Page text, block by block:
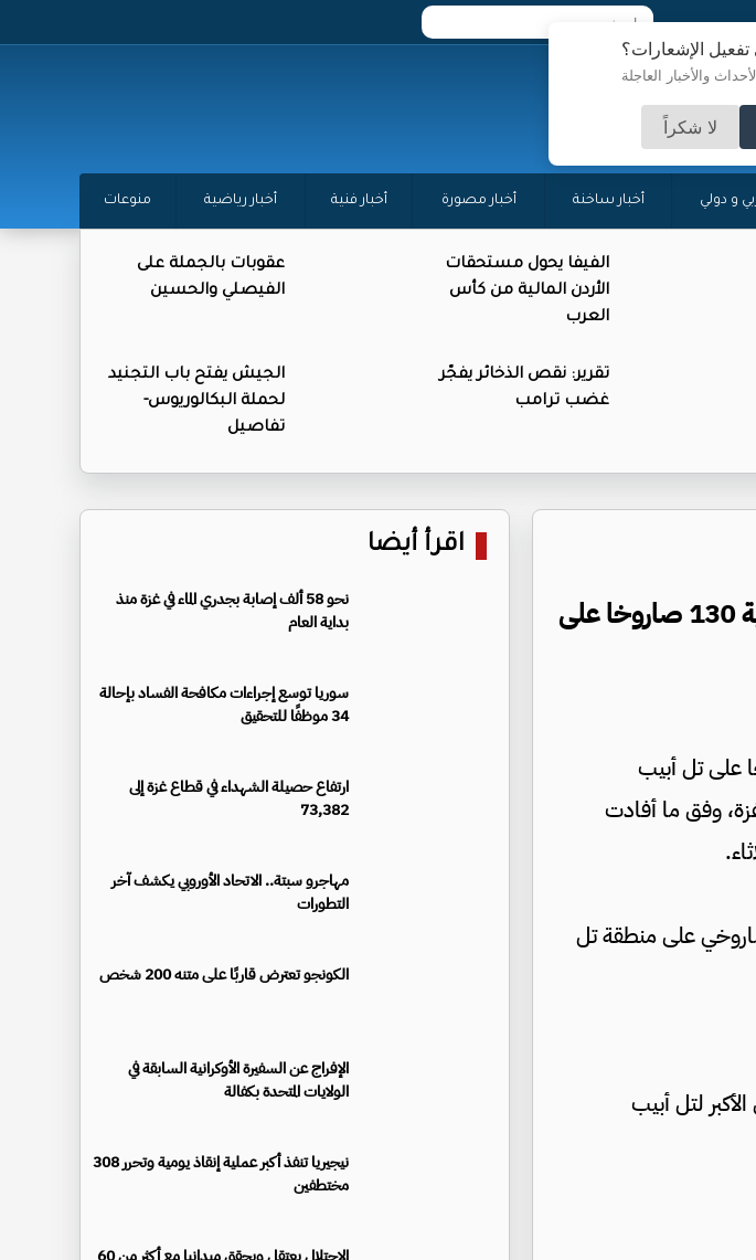
الإشعارات؟
والأخبار العاجلة
لا شكراً
و دولي أخبار ساخنة أخبار مصورة أخبار فنية أخبار رياضية منوعات
الفيفا يحول مستحقات
الأردن المالية من كأس
العرب
عقوبات بالجملة على
الفيصلي والحسين
تقرير: نقص الذخائر يفجّر
غضب ترامب
الجيش يفتح باب التجنيد
لحملة البكالوريوس-
تفاصيل
تلفزيون الإحتلال: قتيل وإصابات بعد إطلاق الفصائل الفلسطينية 130 صاروخا على
الفلسطينية في قطاع غزة 130 صاروخا على تل أبيب
وفق ما أفادت
صاروخي على منطقة تل
لتل أبيب
اقرأ أيضا
نحو 58 ألف إصابة بجدري الماء في غزة منذ
بداية العام
سوريا توسع إجراءات مكافحة الفساد بإحالة
34 موظفًا للتحقيق
ارتفاع حصيلة الشهداء في قطاع غزة إلى
73,382
مهاجرو سبتة.. الاتحاد الأوروبي يكشف آخر
التطورات
الكونجو تعترض قاربًا على متنه 200 شخص
الإفراج عن السفيرة الأوكرانية السابقة في
الولايات المتحدة بكفالة
نيجيريا تنفذ أكبر عملية إنقاذ يومية وتحرر 308
مختطفين